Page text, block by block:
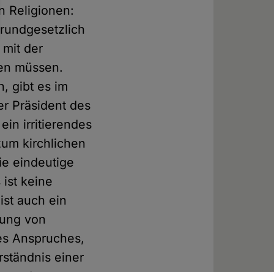
Religionen:
der
müssen.
gibt es im
Präsident des
irritierendes
kirchlichen
eindeutige
ist keine
auch ein
von
Anspruches,
einer